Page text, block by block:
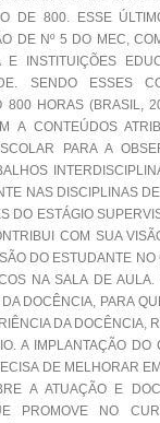
DE 800. ESSE
DE Nº 5 DO MEC,
INSTITUIÇÕES
SENDO ESSES
800 HORAS (BRASIL,
A CONTEÚDOS
PARA A
NAS DISCIPLINAS
DO ESTÁGIO
COM SUA
DO ESTUDANTE
NA SALA DE
DOCÊNCIA, PARA
DA DOCÊNCIA,
A IMPLANTAÇÃO DO
DE MELHORAR
A ATUAÇÃO E
PROMOVE NO